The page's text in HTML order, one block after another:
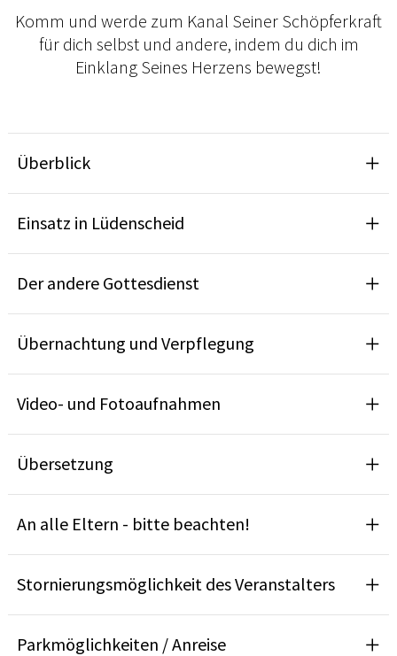
Komm und werde zum Kanal Seiner Schöpferkraft
für dich selbst und andere, indem du dich im
Einklang Seines Herzens bewegst!
Überblick
Einsatz in Lüdenscheid
Der andere Gottesdienst
Übernachtung und Verpflegung
Video- und Fotoaufnahmen
Übersetzung
An alle Eltern - bitte beachten!
Stornierungsmöglichkeit des Veranstalters
Parkmöglichkeiten / Anreise